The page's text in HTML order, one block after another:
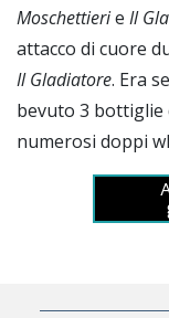
Moschettierie Il
attacco di cuore
Il Gladiatore. Era
bevuto 3
numerosi doppi